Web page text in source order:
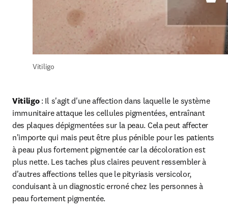
Vitiligo
Vitiligo : Il s'agit d'une affection dans laquelle le système
immunitaire attaque les cellules pigmentées, entraînant
des plaques dépigmentées sur la peau. Cela peut affecter
n'importe qui mais peut être plus pénible pour les patients
à peau plus fortement pigmentée car la décoloration est
plus nette. Les taches plus claires peuvent ressembler à
d'autres affections telles que le pityriasis versicolor,
conduisant à un diagnostic erroné chez les personnes à
peau fortement pigmentée.